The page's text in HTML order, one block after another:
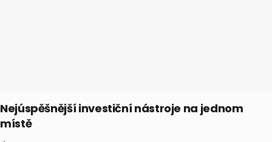
Nejúspěšnější investiční nástroje na jednom
místě